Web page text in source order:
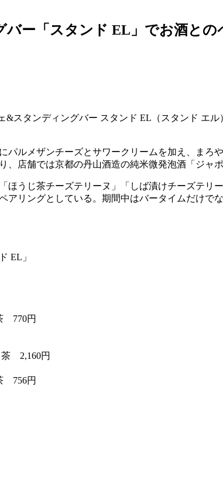
ー「スタンド EL」でお酒と
&スタンディングバー スタンド EL（スタンド エ
パルメザンチーズとサワークリームを加え、ま
、店舗では京都の丹山酒造の純米微発泡酒「ジャ
ほうじ茶チーズテリーヌ」「しば漬けチーズテ
アリングとしている。期間中はバータイムだけ
EL」
770円
茶 2,160円
756円